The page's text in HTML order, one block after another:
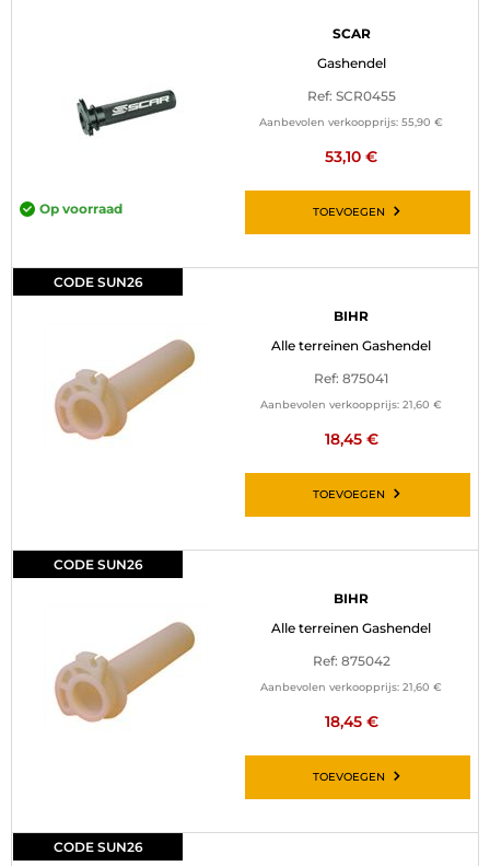
SCAR
Gashendel
Ref: SCR0455
Aanbevolen verkoopprijs: 55,90 €
53,10 €
Op voorraad TOEVOEGEN
CODE SUN26
BIHR
Alle terreinen Gashendel
Ref: 875041
Aanbevolen verkoopprijs: 21,60 €
18,45 €
TOEVOEGEN
CODE SUN26
BIHR
Alle terreinen Gashendel
Ref: 875042
Aanbevolen verkoopprijs: 21,60 €
18,45 €
TOEVOEGEN
CODE SUN26